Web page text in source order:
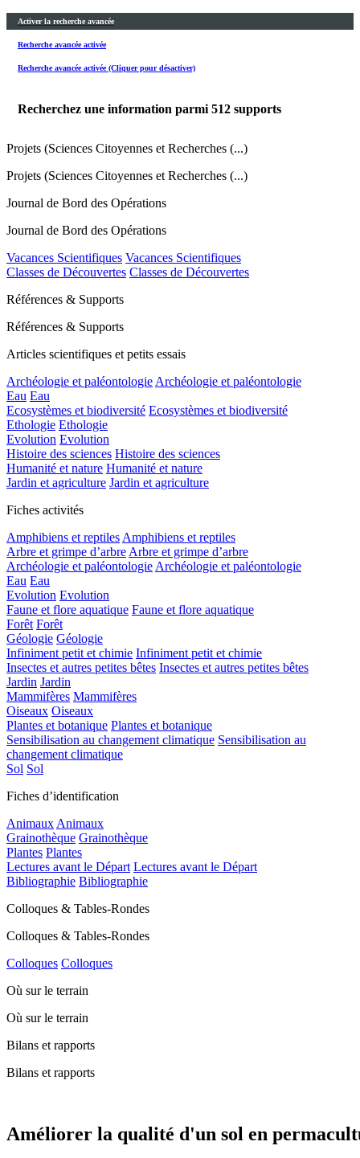
Activer la recherche avancée
Recherche avancée activée
Recherche avancée activée (Cliquer pour désactiver)
Recherchez une information parmi 512 supports
Projets (Sciences Citoyennes et Recherches (...)
Projets (Sciences Citoyennes et Recherches (...)
Journal de Bord des Opérations
Journal de Bord des Opérations
Vacances Scientifiques Vacances Scientifiques
Classes de Découvertes Classes de Découvertes
Références & Supports
Références & Supports
Articles scientifiques et petits essais
Archéologie et paléontologie Archéologie et paléontologie
Eau Eau
Ecosystèmes et biodiversité Ecosystèmes et biodiversité
Ethologie Ethologie
Evolution Evolution
Histoire des sciences Histoire des sciences
Humanité et nature Humanité et nature
Jardin et agriculture Jardin et agriculture
Fiches activités
Amphibiens et reptiles Amphibiens et reptiles
Arbre et grimpe d’arbre Arbre et grimpe d’arbre
Archéologie et paléontologie Archéologie et paléontologie
Eau Eau
Evolution Evolution
Faune et flore aquatique Faune et flore aquatique
Forêt Forêt
Géologie Géologie
Infiniment petit et chimie Infiniment petit et chimie
Insectes et autres petites bêtes Insectes et autres petites bêtes
Jardin Jardin
Mammifères Mammifères
Oiseaux Oiseaux
Plantes et botanique Plantes et botanique
Sensibilisation au changement climatique Sensibilisation au
changement climatique
Sol Sol
Fiches d’identification
Animaux Animaux
Grainothèque Grainothèque
Plantes Plantes
Lectures avant le Départ Lectures avant le Départ
Bibliographie Bibliographie
Colloques & Tables-Rondes
Colloques & Tables-Rondes
Colloques Colloques
Où sur le terrain
Où sur le terrain
Bilans et rapports
Bilans et rapports
Améliorer la qualité d'un sol en